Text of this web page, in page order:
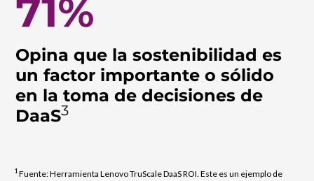
Opina que la sostenibilidad es
un factor importante o sólido
en la toma de decisiones de
DaaS3
1 Fuente: Herramienta Lenovo TruScale DaaS ROI. Este es un ejemplo de